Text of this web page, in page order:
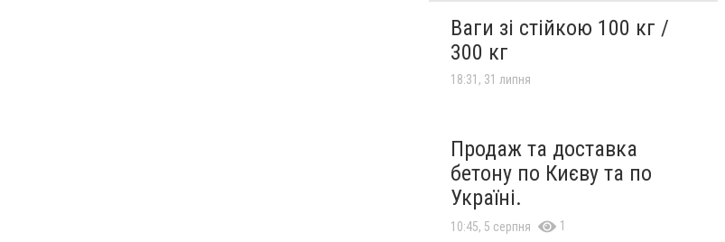
Ваги зі стійкою 100 кг /
300 кг
18:31, 31 липня
Продаж та доставка
бетону по Києву та по
Україні.
10:45, 5 серпня 1